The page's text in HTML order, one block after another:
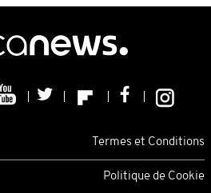
Termes et Conditions
Politique de Cookie